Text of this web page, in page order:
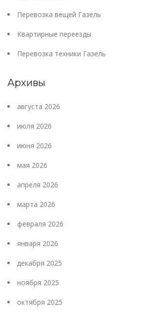
Перевозка вещей Газель
Квартирные переезды
Перевозка техники Газель
Архивы
августа 2026
июля 2026
июня 2026
мая 2026
апреля 2026
марта 2026
февраля 2026
января 2026
декабря 2025
ноября 2025
октября 2025